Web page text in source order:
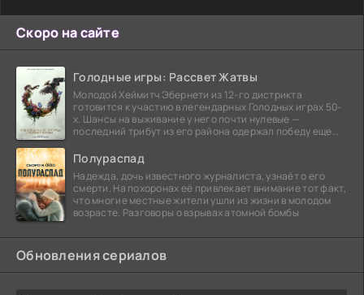
Скоро на сайте
Голодные игры: Рассвет Жатвы
Молодой Хеймитч Эбернети из 12-го дистрикта
готовится к участию в легендарных Голодных играх 50-
х. Шансы на выживание у него почти нулевые —
последний трибут из его района одержал победу еще
Полураспад
Надежда, дочь известного журналиста, узнаёт о его
смерти. На похоронах её привлекает внимание тот факт,
что многие местные жители ушли из жизни в молодом
возрасте. Разговоры о взрывах атомной бомбы
Обновления сериалов